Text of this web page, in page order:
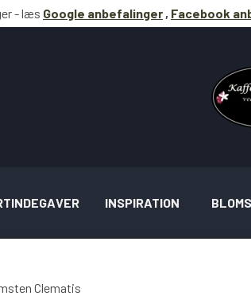
- læs Google anbefalinger , Facebook
INSPIRATION
Clematis